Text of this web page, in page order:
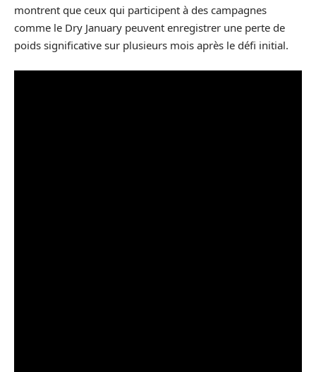
montrent que ceux qui participent à des campagnes
comme le Dry January peuvent enregistrer une perte de
poids significative sur plusieurs mois après le défi initial.